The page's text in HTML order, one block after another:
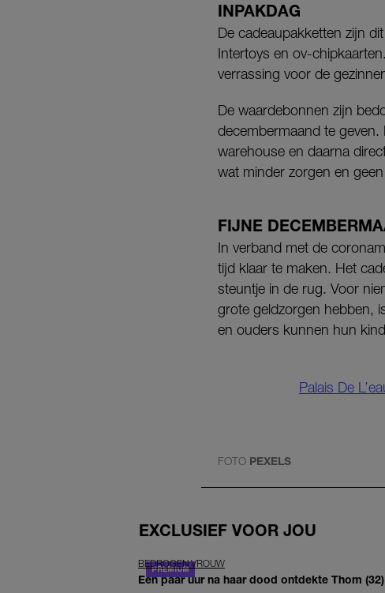
INPAKDAG
De cadeaupakketten zijn
Intertoys en ov-
verrassing voor de
De waardebonnen zijn
decembermaand te geven.
warehouse en daarna
wat minder zorgen en
FIJNE
In verband met de
tijd klaar te maken. Het
steuntje in de rug. Voor
grote geldzorgen hebben,
en ouders kunnen hun
Palais De
FOTO PEXELS
EXCLUSIEF VOOR JOU
BEDROGEN VROUW
Een paar uur na haar dood ontdekte Thom